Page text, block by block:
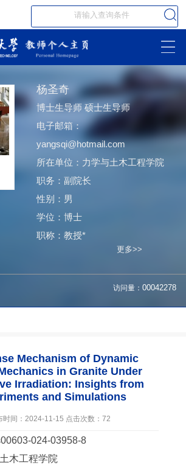
杨圣奇
博士生导师 硕士生导师
电子邮箱：
yangsqi@hotmail.com
所在单位：力学与土木工程学院
职务：副院长
性别：男
学位：博士
职称：教授*
更多>>
访问量： 00042278
Mechanism of Dynamic
in Granite Under
Irradiation: Insights from
and Simulations
时间：2024-11-15 点击次数：72
024-03958-8
木工程学院